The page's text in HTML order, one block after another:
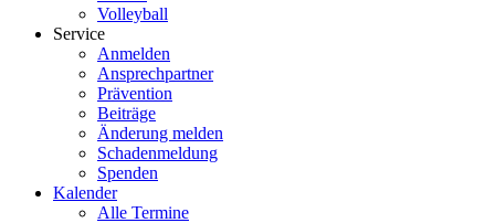
Volleyball
Service
Anmelden
Ansprechpartner
Prävention
Beiträge
Änderung melden
Schadenmeldung
Spenden
Kalender
Alle Termine